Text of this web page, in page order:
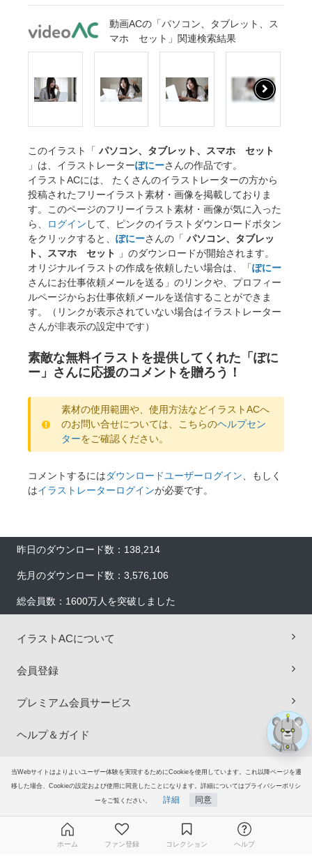
当Webサイトはよりよいユーザー体験を実現するためにCookieを使用しています。これ以降ページを遷
移した場合、Cookieの設定および使用に同意したことになります。詳細についてはプライバシーポリシ
ーをご覧ください。 詳細 同意
動画ACの「パソコン、タブレット、ス
マホ セット」関連検索結果
このイラスト「 パソコン、タブレット、スマホ セット
」は、イラストレーターぽにーさんの作品です。
イラストACには、 たくさんのイラストレーターの方から
投稿されたフリーイラスト素材・画像を掲載しておりま
す。このページのフリーイラスト素材・画像が気に入った
ら、
ログイン して、ピンクのイラストダウンロードボタン
をクリックすると、 ぽにーさんの「 パソコン、タブレッ
ト、スマホ セット
」のダウンロードが開始されます。
オリジナルイラストの作成を依頼したい場合は、「ぽにー
さんにお仕事依頼メールを送る」のリンクや、プロフィー
ルページからお仕事依頼メールを送信することができま
す。（リンクが表示されていない場合はイラストレーター
さんが非表示の設定中です）
素敵な無料イラストを提供してくれた「ぽに
ー」さんに応援のコメントを贈ろう！
素材の使用範囲や、使用方法などイラストACへ
のお問い合せについては、こちらのヘルプセン
ターをご確認ください。
コメントするにはダウンロードユーザーログイン、もしく
はイラストレーターログインが必要です。
昨日のダウンロード数：138,214
先月のダウンロード数：3,576,106
総会員数：1600万人を突破しました
イラストACについて
会員登録
プレミアム会員サービス
ヘルプ＆ガイド
グループサイト
ご意見・ご要望
© 2006-2026 イラストAC
ホーム ファン登録 コレクション ヘルプ